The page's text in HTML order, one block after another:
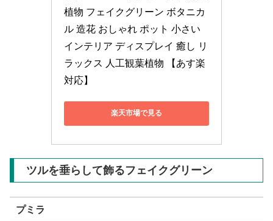
植物 フェイクグリーン ボタニカ
ル 造花 おしゃれ ポット 小さい
インテリア ディスプレイ 癒し リ
ラックス 人工観葉植物 【あす楽
対応】
楽天市場で見る
ツルを垂らして飾るフェイクグリーン
プミラ